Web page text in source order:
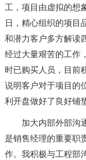
工，项目由虚拟的想
日，精心组织的项目
和潜力客户多方解读
经过大量艰苦的工作
时已购买人员，目前
说明客户对于项目的
利开盘做好了良好铺
加大内部外部沟通
是销售经理的重要职
作。我积极与工程部